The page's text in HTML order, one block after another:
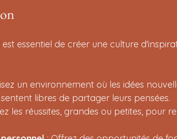
essentiel de créer une culture
un environnement où les idées
libres de partager leurs pensées.
les réussites, grandes ou petites, pour